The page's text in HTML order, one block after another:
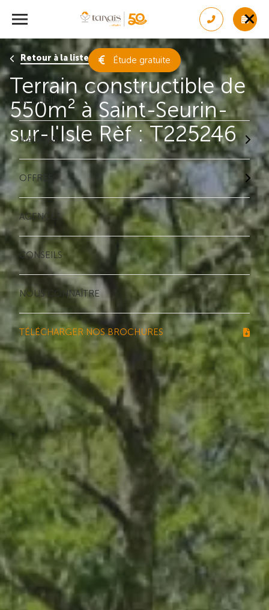
Étude gratuite
ACCUEIL
MAISONS
OFFRES
AGENCES
CONSEILS
NOUS CONNAÎTRE
TÉLÉCHARGER NOS BROCHURES
Retour à la liste des résultats
Terrain constructible de
550m² à Saint-Seurin-
sur-l'Isle Rèf : T225246